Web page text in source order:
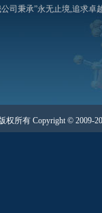
司秉承”永无止境,追求卓
权所有 Copyright © 2009-